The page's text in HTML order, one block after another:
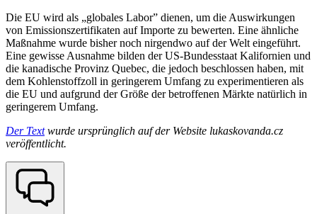
Die EU wird als „globales Labor” dienen, um die Auswirkungen
von Emissionszertifikaten auf Importe zu bewerten. Eine ähnliche
Maßnahme wurde bisher noch nirgendwo auf der Welt eingeführt.
Eine gewisse Ausnahme bilden der US-Bundesstaat Kalifornien und
die kanadische Provinz Quebec, die jedoch beschlossen haben, mit
dem Kohlenstoffzoll in geringerem Umfang zu experimentieren als
die EU und aufgrund der Größe der betroffenen Märkte natürlich in
geringerem Umfang.
Der Textwurde ursprünglich auf der Website lukaskovanda.cz
veröffentlicht.